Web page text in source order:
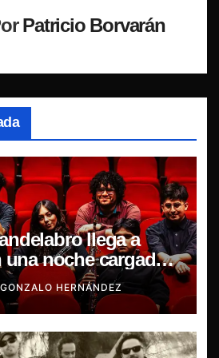
Patricio Borvarán
llega a
una noche cargada
GONZALO HERNÁNDEZ